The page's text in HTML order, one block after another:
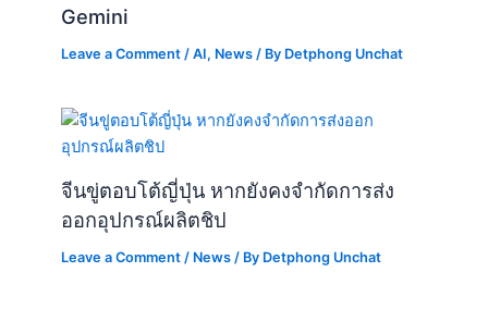
จีนขู่ตอบโต้ญี่ปุ่น หากยังคงจำกัดการส่ง
Leave a Comment / News/ ByDetphong Unchat
“WordCamp US 2024 มหกรรมสำหรับ